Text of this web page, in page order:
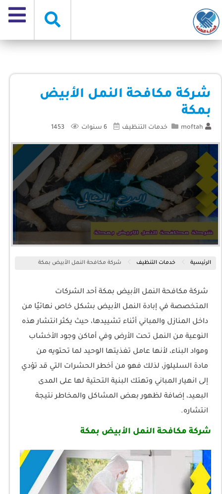
شركة مكافحة النمل الأبيض
بمكة
moftah خدمات التنظيف 6 سنوات 1453
الرئيسية خدمات التنظيف شركة مكافحة النمل الأبيض بمكة
شركة مكافحة النمل الأبيض بمكة أحد الشركات
المتخصصة في إبادة النمل الأبيض بشكل خاص نهائيًا من
داخل المنازل والمباني أثناء تشييدها، حيث يكثر انتشار هذه
النوعية من النمل تحت الأرض وفي أماكن وجود الأخشاب
ومواد البناء، لأنها عامل تغذيتها الوحيد لما تحتويه من
مادة السليلوز، لذلك فهو من أخطر الحشرات التي قد تؤدي
إلى انهيار المباني وتهتك البنية التحتية لها على المدى
البعيد، إضافة لظهور بعض المشاكل والمخاطر نتيجة
انتشاره.
شركة مكافحة النمل الأبيض بمكة